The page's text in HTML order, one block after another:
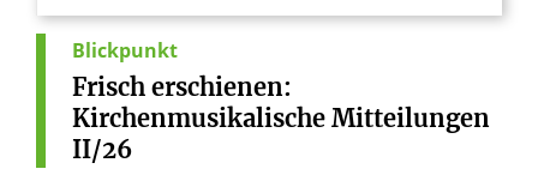
Blickpunkt
Frisch erschienen:
Kirchenmusikalische Mitteilungen
II/26